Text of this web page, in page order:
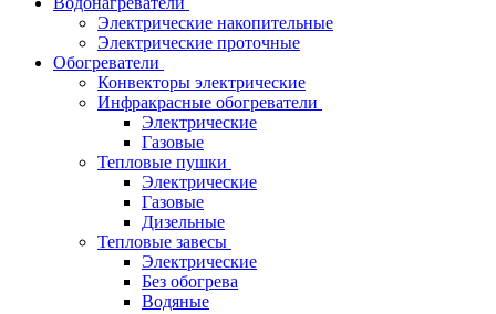
Электрические накопительные
Электрические проточные
Обогреватели
Конвекторы электрические
Инфракрасные обогреватели
Электрические
Газовые
Тепловые пушки
Электрические
Газовые
Дизельные
Тепловые завесы
Электрические
Без обогрева
Водяные